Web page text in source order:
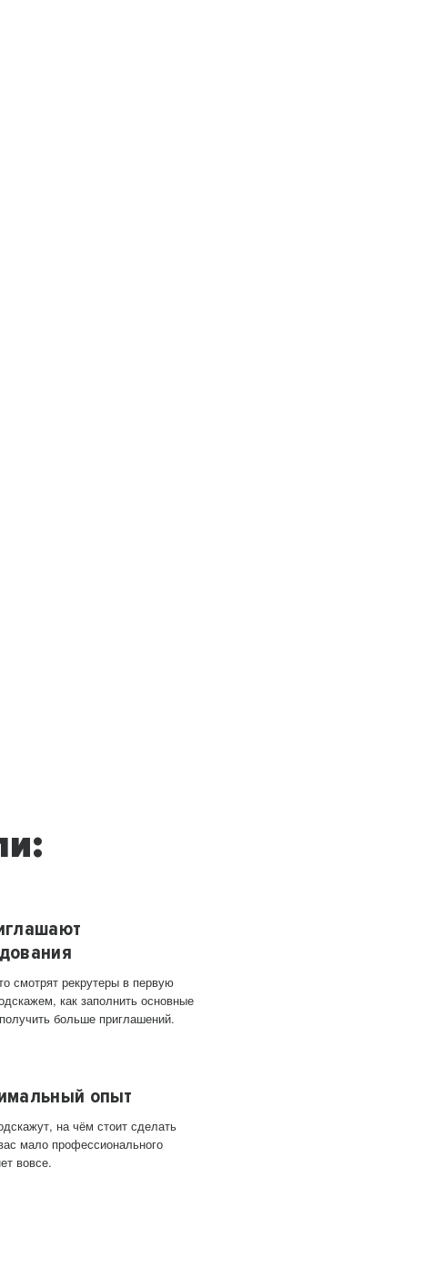
смотрят рекрутеры в первую
как заполнить основные
больше приглашений.
опыт
на чём стоит сделать
мало профессионального
вовсе.